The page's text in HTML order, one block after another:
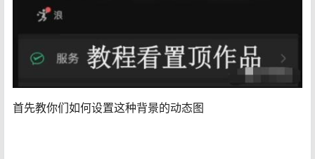
首先教你们如何设置这种背景的动态图